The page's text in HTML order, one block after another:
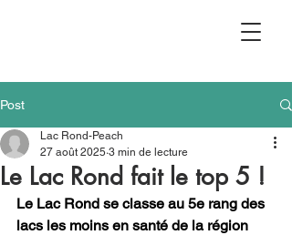
Post
Le Lac Rond fait le top 5 !
Lac Rond-Peach
27 août 2025 3 min de lecture
Le Lac Rond se classe au 5e rang des
lacs les moins en santé de la région